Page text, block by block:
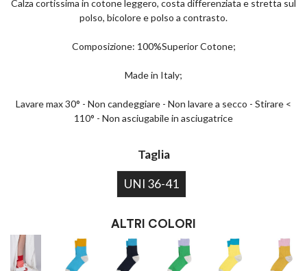
Calza cortissima in cotone leggero, costa differenziata e stretta sul
polso, bicolore e polso a contrasto.
Composizione: 100%Superior Cotone;
Made in Italy;
Lavare max 30° - Non candeggiare - Non lavare a secco - Stirare <
110° - Non asciugabile in asciugatrice
Taglia
UNI 36-41
ALTRI COLORI